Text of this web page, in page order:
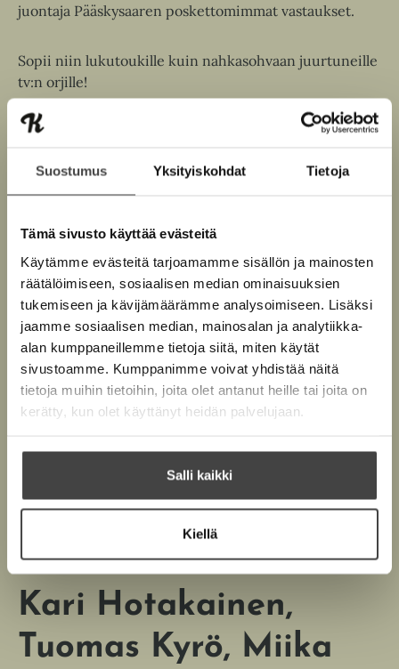
Suostumus Yksityiskohdat Tietoja
Tämä sivusto käyttää evästeitä
Käytämme evästeitä tarjoamamme sisällön ja mainosten
räätälöimiseen, sosiaalisen median ominaisuuksien
tukemiseen ja kävijämäärämme analysoimiseen. Lisäksi
jaamme sosiaalisen median, mainosalan ja analytiikka-
alan kumppaneillemme tietoja siitä, miten käytät
sivustoamme. Kumppanimme voivat yhdistää näitä
tietoja muihin tietoihin, joita olet antanut heille tai joita on
kerätty, kun olet käyttänyt heidän palvelujaan.
Salli kaikki
Kiellä
juontaja Pääskysaaren poskettomimmat vastaukset.
Sopii niin lukutoukille kuin nahkasohvaan juurtuneille
tv:n orjille!
Kirjan kuvapankkikuvat
Osta teos
K
u
u
l
Äänikirja
B
o
o
a
k
e
a
K
u
t
e
E-kirja / epub2
B
o
b
t
u
Kari Hotakainen
Tuomas Kyrö
Miika